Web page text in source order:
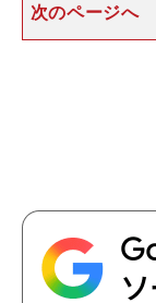
次のページへ
ー。SPで大き
な完璧な演技
GP
V